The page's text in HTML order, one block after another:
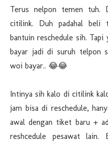
Terus nelpon temen tuh.
citilink. Duh padahal beli
bantuin reschedule sih. Tapi
bayar jadi di suruh telpon
woi bayar.. 😂😂
Intinya sih kalo di citilink
jam bisa di reschedule,
awal dengan tiket baru +
reshcedule pesawat lain.